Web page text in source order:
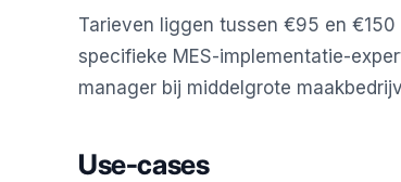
Tarieven liggen tussen €95 en
specifieke MES-implementatie-
manager bij middelgrote
Use-cases